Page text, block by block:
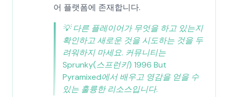
어 플랫폼에 존재합니다.
💡다른 플레이어가 무엇을 하고 있는지
확인하고 새로운 것을 시도하는 것을 두
려워하지 마세요. 커뮤니티는
Sprunky(스프런키) 1996 But
Pyramixed에서 배우고 영감을 얻을 수
있는 훌륭한 리소스입니다.